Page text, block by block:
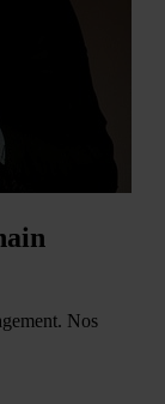
Nos